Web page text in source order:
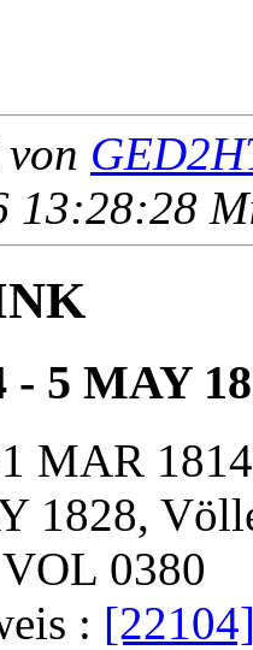
13:28:28
- 5 MAY
MAR
1828,
0380
: